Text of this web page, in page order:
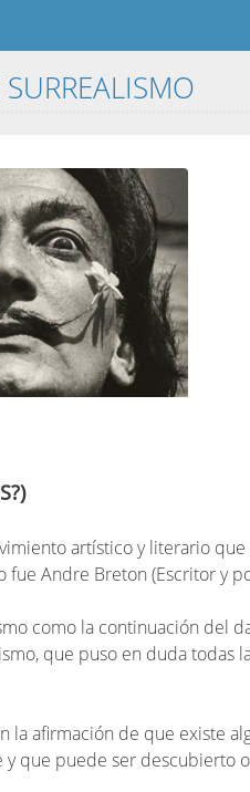
artístico y literario
Andre Breton (Escritor y
como la continuación del
que puso en duda todas
la afirmación de que existe
que puede ser descubierto